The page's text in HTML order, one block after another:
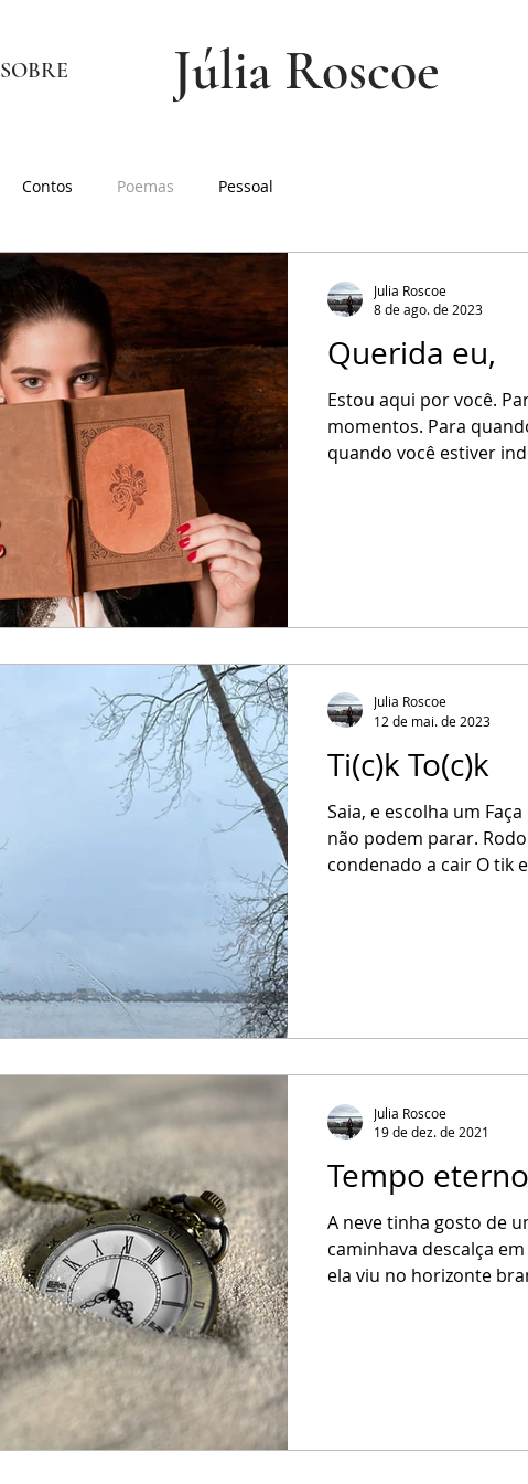
SOBRE Júlia Roscoe
Contos Poemas Pessoal
Querida eu,
Estou aqui por você.
momentos. Para
quando você estiver
Julia Roscoe
8 de ago. de 2023
Ti(c)k To(c)k
Saia, e escolha um
não podem parar.
condenado a cair O tik
Julia Roscoe
12 de mai. de 2023
Tempo eterno
A neve tinha gosto de
caminhava descalça
ela viu no horizonte
Julia Roscoe
19 de dez. de 2021